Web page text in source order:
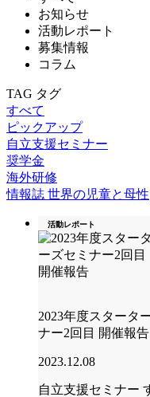
お知らせ
活動レポート
募集情報
コラム
TAG タグ
すべて
ピックアップ
自立支援セミナー
奨学金
海外研修
情報誌 世界の児童と母性
活動レポート
2023年度スタータ
ナー2回目 開催報告
2023.12.08
自立支援セミナー